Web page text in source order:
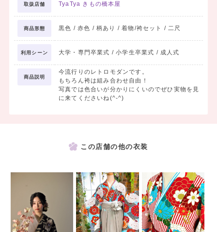
取扱店舗 TyaTya きもの橋本屋
商品形態 黒色 / 赤色 / 柄あり / 着物/袴セット / 二尺
利用シーン 大学・専門卒業式 / 小学生卒業式 / 成人式
商品説明
今流行りのレトロモダンです。
もちろん袴は組み合わせ自由！
写真では色合いが分かりにくいのでぜひ実物を見
に来てくださいね(^-^)
この店舗の他の衣装